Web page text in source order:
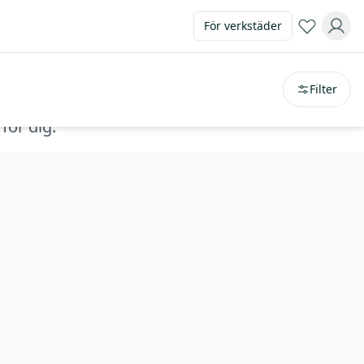
För verkstäder
dig.
Filter
avstånd